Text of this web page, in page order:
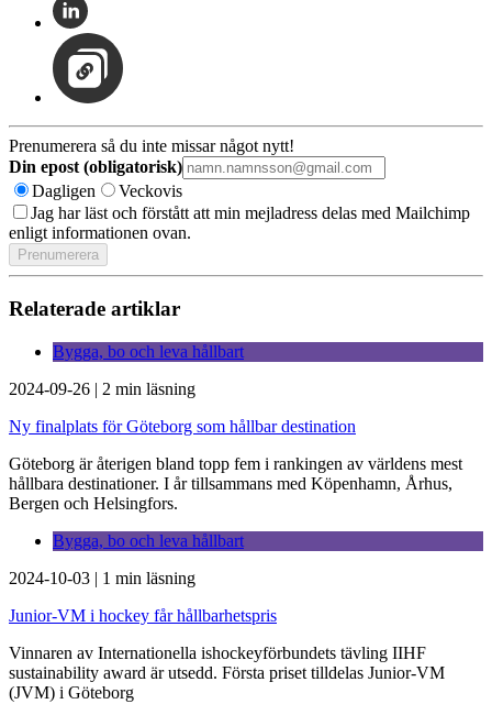
Prenumerera så du inte missar något nytt!
Din epost (obligatorisk)
Dagligen
Veckovis
Jag har läst och förstått att min mejladress delas med Mailchimp
enligt informationen ovan.
Relaterade artiklar
Bygga, bo och leva hållbart
2024-09-26 | 2 min läsning
Ny finalplats för Göteborg som hållbar destination
Göteborg är återigen bland topp fem i rankingen av världens mest
hållbara destinationer. I år tillsammans med Köpenhamn, Århus,
Bergen och Helsingfors.
Bygga, bo och leva hållbart
2024-10-03 | 1 min läsning
Junior-VM i hockey får hållbarhetspris
Vinnaren av Internationella ishockeyförbundets tävling IIHF
sustainability award är utsedd. Första priset tilldelas Junior-VM
(JVM) i Göteborg